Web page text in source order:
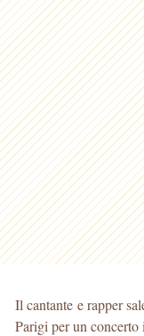
Il cantante e rapper
Parigi per un